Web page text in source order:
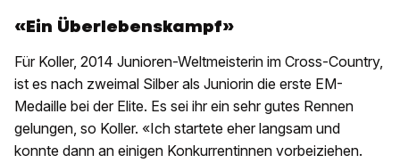
«Ein Überlebenskampf»
Für Koller, 2014 Junioren-Weltmeisterin im Cross-Country,
ist es nach zweimal Silber als Juniorin die erste EM-
Medaille bei der Elite. Es sei ihr ein sehr gutes Rennen
gelungen, so Koller. «Ich startete eher langsam und
konnte dann an einigen Konkurrentinnen vorbeiziehen.